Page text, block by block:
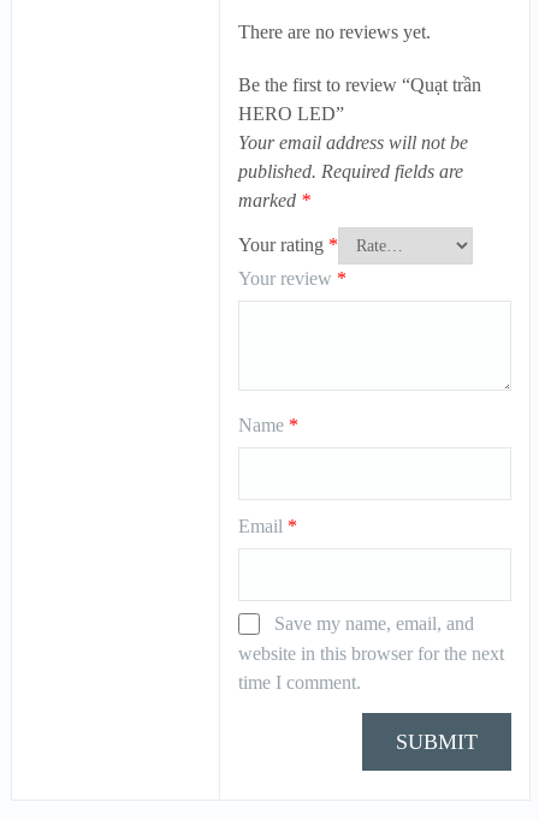
There are no reviews yet.
Be the first to review “Quạt trần
HERO LED”
Your email address will not be
published. Required fields are
marked *
Your rating *
Your review *
Name *
Email *
Save my name, email, and
website in this browser for the next
time I comment.